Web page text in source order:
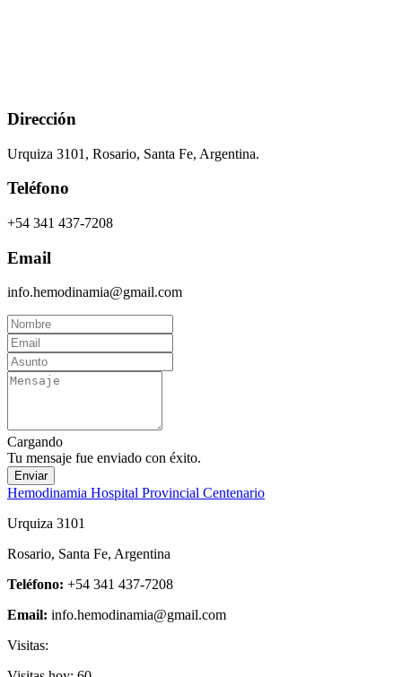
Dirección
Urquiza 3101, Rosario, Santa Fe, Argentina.
Teléfono
+54 341 437-7208
Email
info.hemodinamia@gmail.com
Cargando
Tu mensaje fue enviado con éxito.
Enviar
Hemodinamia Hospital Provincial Centenario
Urquiza 3101
Rosario, Santa Fe, Argentina
Teléfono: +54 341 437-7208
Email: info.hemodinamia@gmail.com
Visitas: